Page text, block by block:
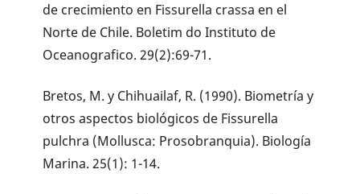
de crecimiento en Fissurella crassa en el
Norte de Chile. Boletim do Instituto de
Oceanografico. 29(2):69-71.
Bretos, M. y Chihuailaf, R. (1990). Biometría y
otros aspectos biológicos de Fissurella
pulchra (Mollusca: Prosobranquia). Biología
Marina. 25(1): 1-14.